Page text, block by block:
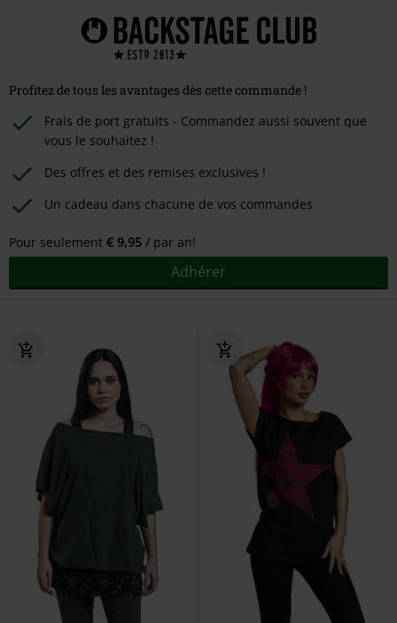
Profitez de tous les avantages dès cette commande !
Frais de port gratuits - Commandez aussi souvent que
vous le souhaitez !
Des offres et des remises exclusives !
Un cadeau dans chacune de vos commandes
Pour seulement € 9,95 par an!
Adhérer